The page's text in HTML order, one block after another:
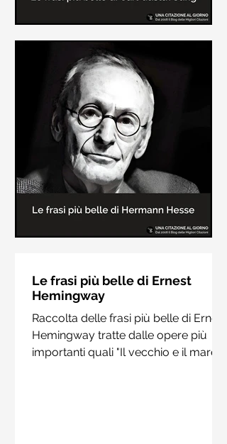
Le frasi più belle di Carl Gustav
In questa pagina sono raccolte le
frasi più belle di Carl Gustav Jung
tratte dai suoi libri più significativi
come "Libro Rosso"
Hesse
Raccolta delle frasi più belle di
Hermann Hesse estrapolate dai suoi
libri più importanti come "Siddharta",
"Sull'amore" e "Demian"
Le frasi più belle di Ernest
Hemingway
Raccolta delle frasi più belle di Ernest
Hemingway tratte dalle opere più
importanti quali "Il vecchio e il mare",